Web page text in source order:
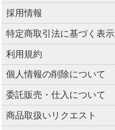
採用情報
特定商取引法に基づく表示
利用規約
個人情報の削除について
委託販売・仕入について
商品取扱いリクエスト